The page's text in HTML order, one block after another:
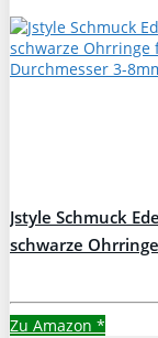
Jstyle Schmuck
schwarze
Zu Amazon *